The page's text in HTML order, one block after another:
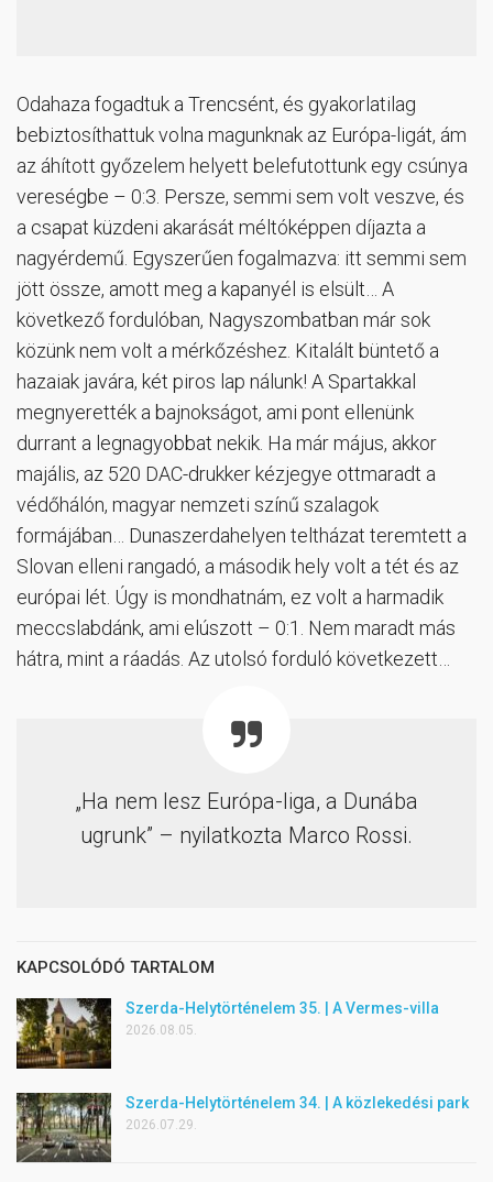
Odahaza fogadtuk a Trencsént, és gyakorlatilag
bebiztosíthattuk volna magunknak az Európa-ligát, ám
az áhított győzelem helyett belefutottunk egy csúnya
vereségbe – 0:3. Persze, semmi sem volt veszve, és
a csapat küzdeni akarását méltóképpen díjazta a
nagyérdemű. Egyszerűen fogalmazva: itt semmi sem
jött össze, amott meg a kapanyél is elsült… A
következő fordulóban, Nagyszombatban már sok
közünk nem volt a mérkőzéshez. Kitalált büntető a
hazaiak javára, két piros lap nálunk! A Spartakkal
megnyerették a bajnokságot, ami pont ellenünk
durrant a legnagyobbat nekik. Ha már május, akkor
majális, az 520 DAC-drukker kézjegye ottmaradt a
védőhálón, magyar nemzeti színű szalagok
formájában… Dunaszerdahelyen teltházat teremtett a
Slovan elleni rangadó, a második hely volt a tét és az
európai lét. Úgy is mondhatnám, ez volt a harmadik
meccslabdánk, ami elúszott – 0:1. Nem maradt más
hátra, mint a ráadás. Az utolsó forduló következett…
„Ha nem lesz Európa-liga, a Dunába
ugrunk” – nyilatkozta Marco Rossi.
KAPCSOLÓDÓ TARTALOM
Szerda-Helytörténelem 35. | A Vermes-villa
2026.08.05.
Szerda-Helytörténelem 34. | A közlekedési park
2026.07.29.